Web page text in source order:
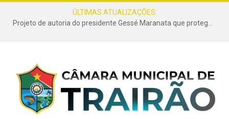
ÚLTIMAS ATUALIZAÇÕES:
Projeto de autoria do presidente Gessé Maranata que protege as estradas vicinais de Trairão é transformado em lei